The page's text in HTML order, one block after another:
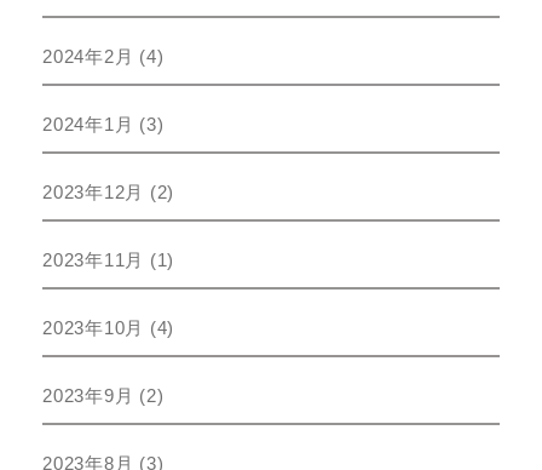
2024年2月 (4)
2024年1月 (3)
2023年12月 (2)
2023年11月 (1)
2023年10月 (4)
2023年9月 (2)
2023年8月 (3)